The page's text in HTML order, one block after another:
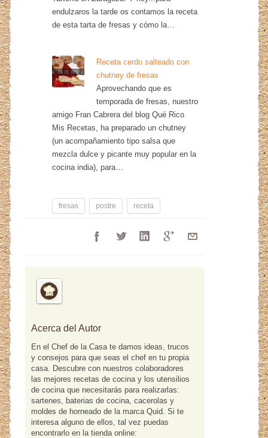
endulzaros la tarde os contamos la receta
de esta tarta de fresas y cómo la…
Receta cerdo salteado con
chutney de fresas
Aprovechando que es
temporada de fresas, nuestro
amigo Fran Cabrera del blog Qué Rico
Mis Recetas, ha preparado un chutney
(un acompañamiento tipo salsa que
mezcla dulce y picante muy popular en la
cocina india), para…
fresas postre receta
Acerca del Autor
En el Chef de la Casa te damos ideas, trucos
y consejos para que seas el chef en tu propia
casa. Descubre con nuestros colaboradores
las mejores recetas de cocina y los utensilios
de cocina que necesitarás para realizarlas:
sartenes, baterias de cocina, cacerolas y
moldes de horneado de la marca Quid. Si te
interesa alguno de ellos, tal vez puedas
encontrarlo en la tienda online: